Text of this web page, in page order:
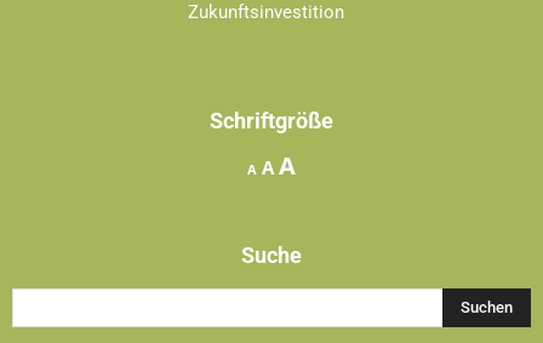
Zukunftsinvestition
Schriftgröße
A Decrease
A Reset
AIncrease
Suche